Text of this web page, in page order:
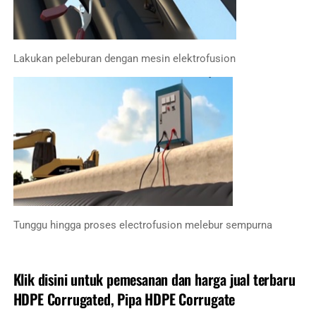
Lakukan peleburan dengan mesin elektrofusion
Tunggu hingga proses electrofusion melebur sempurna
Klik disini untuk pemesanan dan harga jual terbaru
HDPE Corrugated, Pipa HDPE Corrugate